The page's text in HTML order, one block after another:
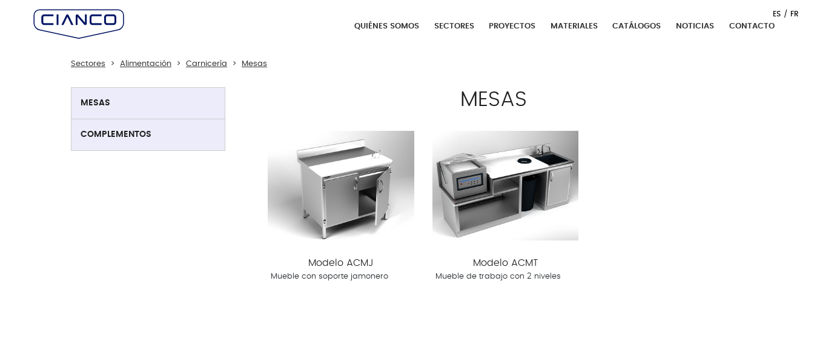
QUIÉNES SOMOS SECTORES PROYECTOS MATERIALES CATÁLOGOS NOTICIAS CONTACTO
ES FR
Sectores Alimentación Carnicería Mesas
MESAS
COMPLEMENTOS
MESAS
Modelo ACMJ
Mueble con soporte jamonero
Modelo ACMT
Mueble de trabajo con 2 niveles